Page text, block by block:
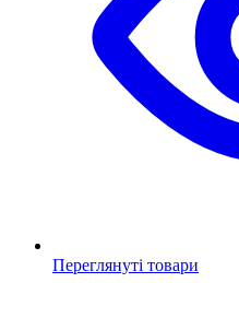
Переглянуті товари